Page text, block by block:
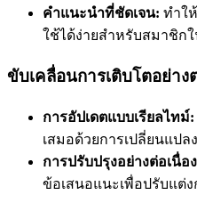
คำแนะนำที่ชัดเจน: ทำใ
ใช้ได้ง่ายสำหรับสมาชิก
ขับเคลื่อนการเติบโตอย่าง
การอัปเดตแบบเรียลไทม์:
เสมอด้วยการเปลี่ยนแป
การปรับปรุงอย่างต่อเนื่อ
ข้อเสนอแนะเพื่อปรับแต่ง